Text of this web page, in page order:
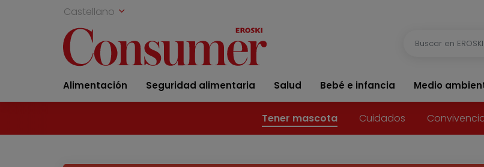
Castellano
Alimentación Seguridad alimentaria Salud Bebé e infancia Medio
Tener mascota Cuidados